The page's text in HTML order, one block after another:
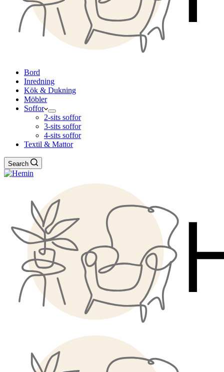
Bord
Inredning
Kök & Dukning
Möbler
Soffor
2-sits soffor
3-sits soffor
4-sits soffor
Textil & Mattor
Search